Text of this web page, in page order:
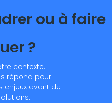
ou à faire
?
contexte.
répond pour
enjeux avant de